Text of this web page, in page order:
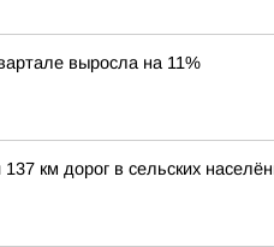
выросла на 11%
км дорог в сельских